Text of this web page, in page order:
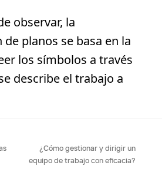
observar, la
planos se basa en la
los símbolos a través
describe el trabajo a
next
post:
¿Cómo gestionar y dirigir un
equipo de trabajo con eficacia?